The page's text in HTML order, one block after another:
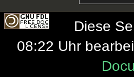
Diese
08:22 Uhr